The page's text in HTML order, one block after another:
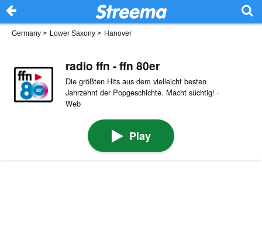
Germany > Lower Saxony > Hanover
radio ffn - ffn 80er
Die größten Hits aus dem vielleicht besten
Jahrzehnt der Popgeschichte. Macht süchtig! ·
Web
Play